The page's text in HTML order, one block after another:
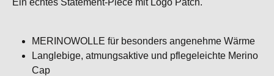
Ein echtes Statement-Piece mit Logo Patch.
MERINOWOLLE für besonders angenehme Wärme
Langlebige, atmungsaktive und pflegeleichte Merino
Cap